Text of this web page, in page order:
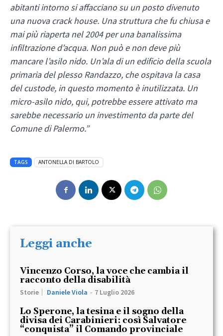
abitanti intorno si affacciano su un posto divenuto
una nuova crack house. Una struttura che fu chiusa e
mai più riaperta nel 2004 per una banalissima
infiltrazione d’acqua. Non può e non deve più
mancare l’asilo nido. Un’ala di un edificio della scuola
primaria del plesso Randazzo, che ospitava la casa
del custode, in questo momento è inutilizzata. Un
micro-asilo nido, qui, potrebbe essere attivato ma
sarebbe necessario un investimento da parte del
Comune di Palermo.”
TAGS ANTONELLA DI BARTOLO
Leggi anche
Vincenzo Corso, la voce che cambia il
racconto della disabilità
Storie Daniele Viola - 7 Luglio 2026
Lo Sperone, la tesina e il sogno della
divisa dei Carabinieri: così Salvatore
“conquista” il Comando provinciale